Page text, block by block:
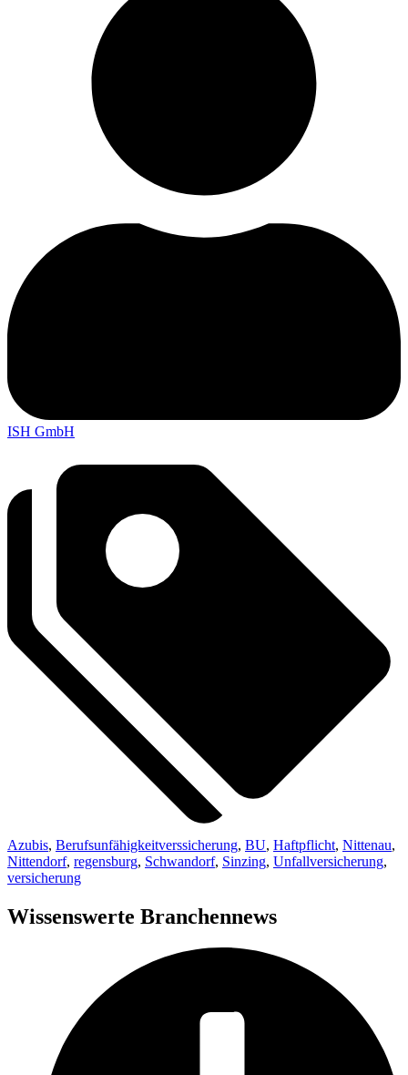
ISH GmbH
Azubis, Berufsunfähigkeitverssicherung, BU, Haftpflicht, Nittenau,
Nittendorf, regensburg, Schwandorf, Sinzing, Unfallversicherung,
versicherung
Wissenswerte Branchennews